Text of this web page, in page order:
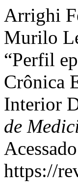
Arrighi
Murilo
“Perfil
Crônica
Interior
de
https://